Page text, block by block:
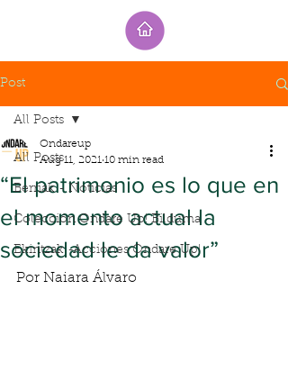
Post
All Posts
Berriak - Noticias
Colección Ondare Up! Bilduma
Ekintzak -Acciones Ondare Up!
All Posts
“El patrimonio es lo que en
el momento actual la
sociedad le da valor”
Ondareup
Aug 11, 2021 10 min read
Por Naiara Álvaro